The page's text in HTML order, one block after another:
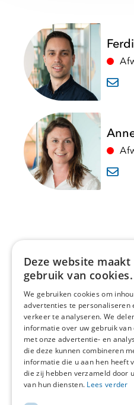
Opdracht
Deze website maakt
gebruik van cookies.
We gebruiken cookies om
advertenties te personaliseren
verkeer te analyseren. We
informatie over uw gebruik van
met onze advertentie- en
die deze kunnen combineren
informatie die u aan hen heeft
die zij hebben verzameld door
van hun diensten. Lees verder